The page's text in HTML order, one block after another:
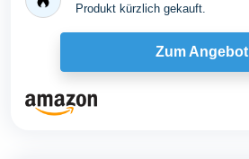
Produkt kürzlich gekauft.
Zum Angebot